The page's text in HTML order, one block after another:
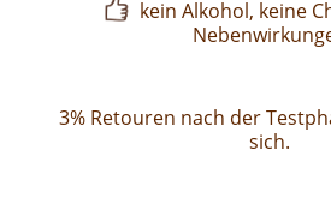
kein Alkohol, keine
3% Retouren nach der
sich.